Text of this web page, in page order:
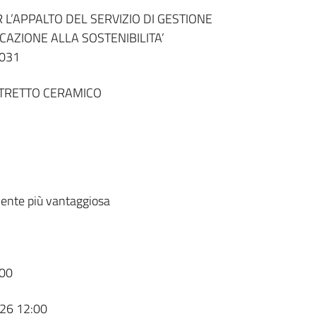
DEL SERVIZIO DI GESTIONE
ALLA SOSTENIBILITA’
CERAMICO
più vantaggiosa
12:00